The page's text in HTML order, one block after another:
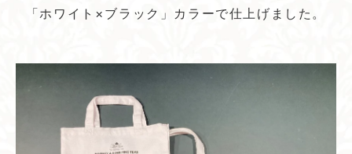
「ホワイト×ブラック」カラーで仕上げました。